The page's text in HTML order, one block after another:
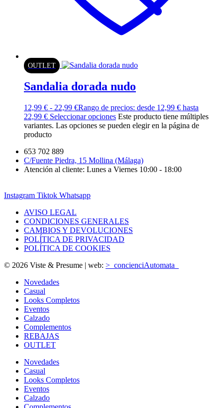
OUTLET
Sandalia dorada nudo
12,99 € - 22,99 €Rango de precios: desde 12,99 € hasta
22,99 € Seleccionar opciones Este producto tiene múltiples
variantes. Las opciones se pueden elegir en la página de
producto
653 702 889
C/Fuente Piedra, 15 Mollina (Málaga)
Atención al cliente: Lunes a Viernes 10:00 - 18:00
Instagram Tiktok Whatsapp
AVISO LEGAL
CONDICIONES GENERALES
CAMBIOS Y DEVOLUCIONES
POLÍTICA DE PRIVACIDAD
POLÍTICA DE COOKIES
© 2026 Viste & Presume | web: >_concienciAutomata_
Novedades
Casual
Looks Completos
Eventos
Calzado
Complementos
REBAJAS
OUTLET
Novedades
Casual
Looks Completos
Eventos
Calzado